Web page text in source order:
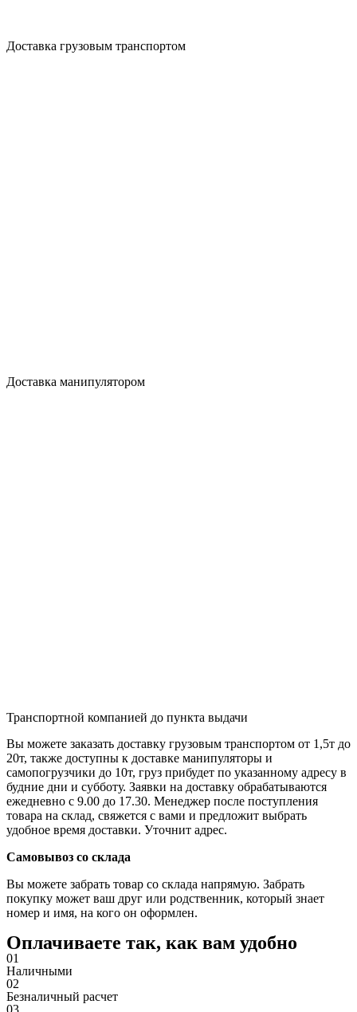
Доставка грузовым транспортом
Доставка манипулятором
Транспортной компанией до пункта выдачи
Вы можете заказать доставку грузовым транспортом от 1,5т до
20т, также доступны к доставке манипуляторы и
самопогрузчики до 10т, груз прибудет по указанному адресу в
будние дни и субботу. Заявки на доставку обрабатываются
ежедневно с 9.00 до 17.30. Менеджер после поступления
товара на склад, свяжется с вами и предложит выбрать
удобное время доставки. Уточнит адрес.
Самовывоз со склада
Вы можете забрать товар со склада напрямую. Забрать
покупку может ваш друг или родственник, который знает
номер и имя, на кого он оформлен.
Оплачиваете так, как вам удобно
01
Наличными
02
Безналичный расчет
03